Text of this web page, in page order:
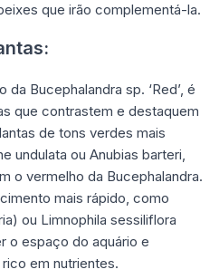
que irão complementá-la.
Bucephalandra sp. ‘Red’, é
que contrastem e destaquem
de tons verdes mais
undulata ou Anubias barteri,
o vermelho da Bucephalandra.
mais rápido, como
ou Limnophila sessiliflora
o espaço do aquário e
em nutrientes.